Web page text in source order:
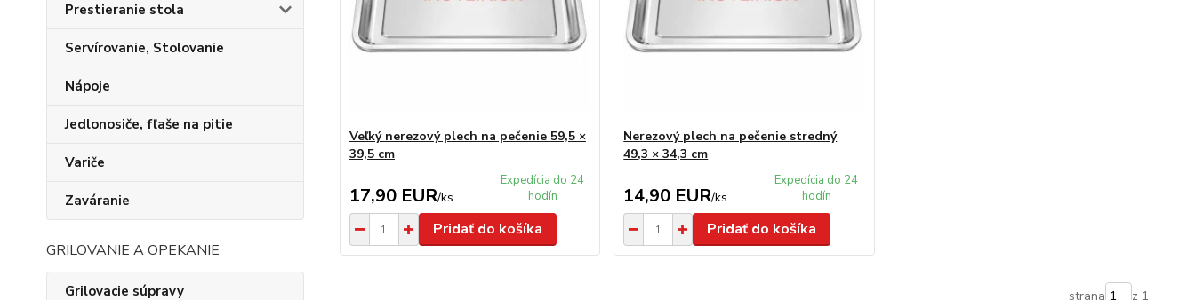
Prestieranie stola
Servírovanie, Stolovanie
Nápoje
Jedlonosiče, fľaše na pitie
Variče
Zaváranie
GRILOVANIE A OPEKANIE
Grilovacie súpravy
Veľký nerezový plech na pečenie 59,5 ×
39,5 cm
17,90 EUR/ks
Expedícia do 24
hodín
Pridať do košíka
Nerezový plech na pečenie stredný
49,3 × 34,3 cm
14,90 EUR/ks
Expedícia do 24
hodín
Pridať do košíka
strana z 1